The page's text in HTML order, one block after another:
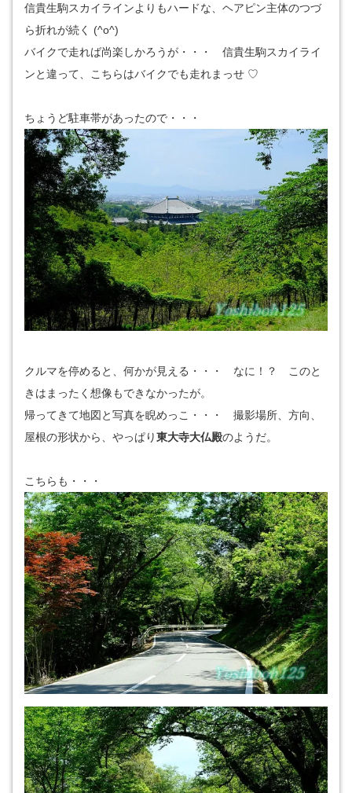
信貴生駒スカイラインよりもハードな、ヘアピン主体のつづ
ら折れが続く (^o^)
バイクで走れば尚楽しかろうが・・・ 信貴生駒スカイライ
ンと違って、こちらはバイクでも走れまっせ ♡
ちょうど駐車帯があったので・・・
クルマを停めると、何かが見える・・・ なに！？ このと
きはまったく想像もできなかったが。
帰ってきて地図と写真を睨めっこ・・・ 撮影場所、方向、
屋根の形状から、やっぱり東大寺大仏殿のようだ。
こちらも・・・